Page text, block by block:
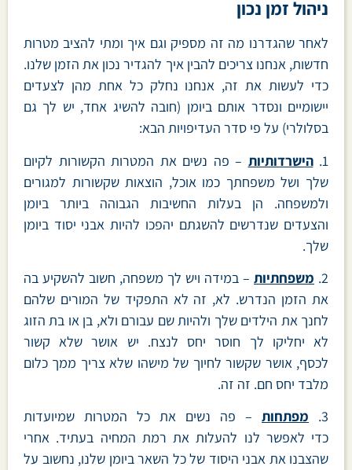
ניהול זמן נכון
לאחר שהגדרנו מה זה מספיק וגם איך ומתי להציב מטרות
חדשות, אנחנו צריכים להבין איך להגדיר נכון את הזמן שלנו.
כדי לעשות את זה, אנחנו נחלק כל אחת מהן לצעדים
יישומיים ונסדר אותם ביומן (חובה להשיג אחד, יש לך גם
בסלולרי) על פי סדר העדיפויות הבא:
1. הישרדותיות – פה נשים את המטרות הקשורות לקיום
שלך ושל משפחתך כמו אוכל, הוצאות שקשורות למגורים
ולמשפחה. הן בעלות החשיבות הגבוהה ביותר ביומן
והצעדים שנדרשים להשגתם יהפכו להיות אבני יסוד ביומן
שלך.
2. משפחתיות – במידה ויש לך משפחה, חשוב להשקיע בה
את הזמן הנדרש. לא, זה לא התפקיד של המורים שלהם
לחנך את הילדים שלך ולהיות שם עבורם ולא, בן או בת הזוג
לא יחליקו לך חוסר יחס לנצח. יש אושר שלא קשור
לכסף, אושר שקשור לחיוך של מישהו שלא צריך ממך כלום
מלבד יחס חם. זה זה.
3.
מפתחות – פה נשים את כל המטרות שמיועדות
כדי לאפשר לנו להעלות את רמת המחיה בעתיד. אחרי
שהצבנו את אבני היסוד של כל השאר ביומן שלנו, נחשוב על